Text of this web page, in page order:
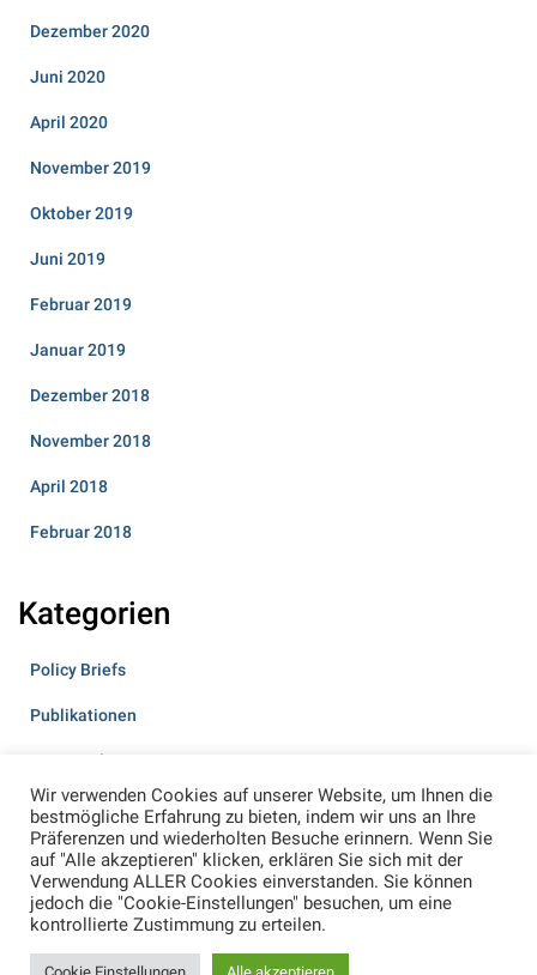
Dezember 2020
Juni 2020
April 2020
November 2019
Oktober 2019
Juni 2019
Februar 2019
Januar 2019
Dezember 2018
November 2018
April 2018
Februar 2018
Kategorien
Policy Briefs
Publikationen
Veranstaltungen
KONTAKT IMPRESSUM DATENSCHUTZ
Wir verwenden Cookies auf unserer Website, um Ihnen die
bestmögliche Erfahrung zu bieten, indem wir uns an Ihre
Präferenzen und wiederholten Besuche erinnern. Wenn Sie
auf "Alle akzeptieren" klicken, erklären Sie sich mit der
Verwendung ALLER Cookies einverstanden. Sie können
jedoch die "Cookie-Einstellungen" besuchen, um eine
kontrollierte Zustimmung zu erteilen.